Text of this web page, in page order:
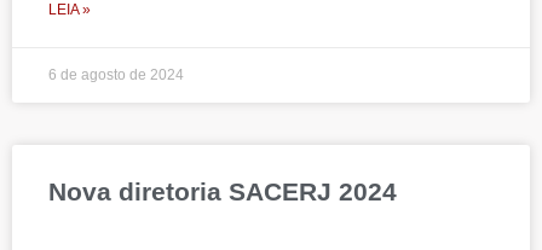
LEIA »
6 de agosto de 2024
Nova diretoria SACERJ 2024